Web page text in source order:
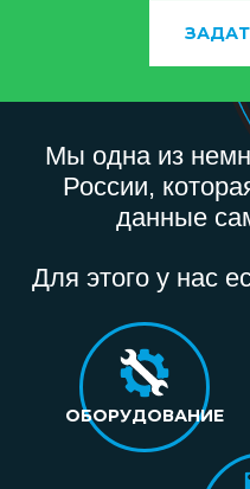
Мы одна из
России,
данные
Для этого у нас
ОБОРУДОВАНИЕ